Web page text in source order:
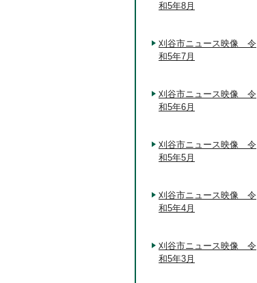
和5年8月
刈谷市ニュース映像 令
和5年7月
刈谷市ニュース映像 令
和5年6月
刈谷市ニュース映像 令
和5年5月
刈谷市ニュース映像 令
和5年4月
刈谷市ニュース映像 令
和5年3月